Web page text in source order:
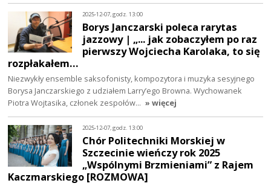
2025-12-07, godz. 13:00
Borys Janczarski poleca rarytas
jazzowy | „... jak zobaczyłem po raz
pierwszy Wojciecha Karolaka, to się
rozpłakałem…
Niezwykły ensemble saksofonisty, kompozytora i muzyka sesyjnego
Borysa Janczarskiego z udziałem Larry’ego Browna. Wychowanek
Piotra Wojtasika, członek zespołów… » więcej
2025-12-07, godz. 13:00
Chór Politechniki Morskiej w
Szczecinie wieńczy rok 2025
„Wspólnymi Brzmieniami” z Rajem
Kaczmarskiego [ROZMOWA]